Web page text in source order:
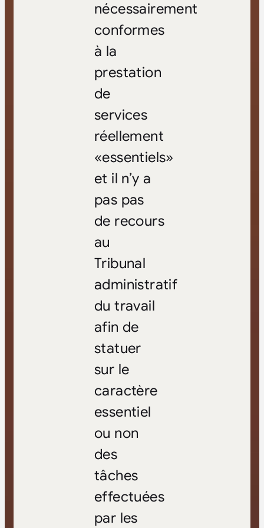
nécessairement
conformes
à la
prestation
de
services
réellement
«essentiels»
et il n’y a
pas pas
de recours
au
Tribunal
administratif
du travail
afin de
statuer
sur le
caractère
essentiel
ou non
des
tâches
effectuées
par les